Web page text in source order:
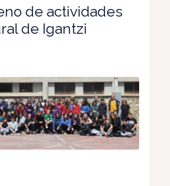
de actividades
de Igantzi